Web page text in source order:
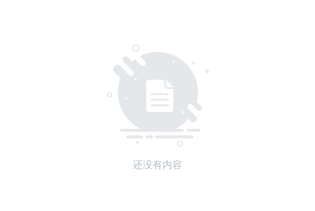
还没有内容